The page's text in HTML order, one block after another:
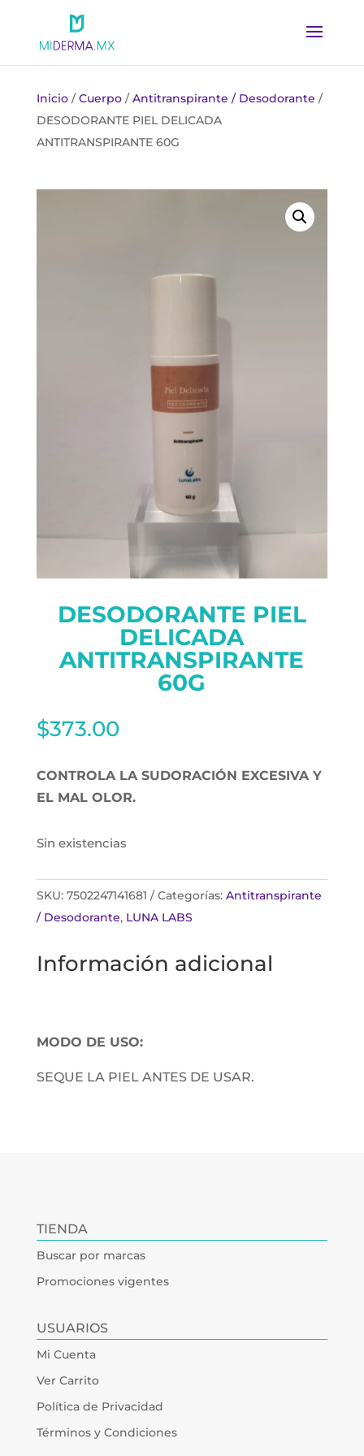
Inicio/Cuerpo/Antitranspirante / Desodorante /
DESODORANTE PIEL DELICADA
ANTITRANSPIRANTE 60G
DESODORANTE PIEL
DELICADA
ANTITRANSPIRANTE
60G
$373.00
CONTROLA LA SUDORACIÓN EXCESIVA Y
EL MAL OLOR.
Sin existencias
SKU: 7502247141681 Categorías: Antitranspirante
/ Desodorante, LUNA LABS
Información adicional
MODO DE USO:
SEQUE LA PIEL ANTES DE USAR.
TIENDA
Buscar por marcas
Promociones vigentes
USUARIOS
Mi Cuenta
Ver Carrito
Política de Privacidad
Términos y Condiciones